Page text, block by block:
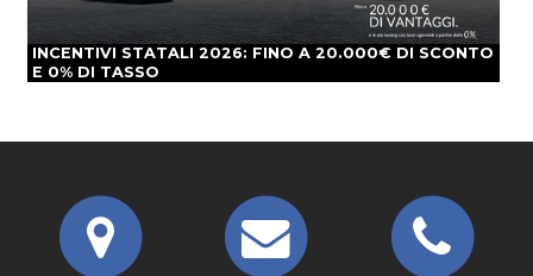
INCENTIVI STATALI 2026: FINO A 20.000€ DI SCONTO
E 0% DI TASSO